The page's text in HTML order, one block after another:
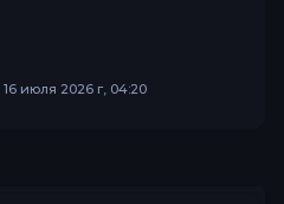
16 июля 2026 г, 04:20